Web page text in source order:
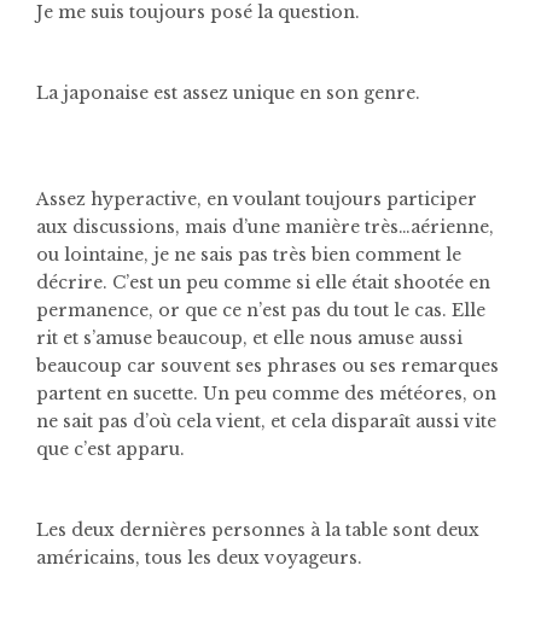
Je me suis toujours posé la question.
La japonaise est assez unique en son genre.
Assez hyperactive, en voulant toujours participer
aux discussions, mais d’une manière très…aérienne,
ou lointaine, je ne sais pas très bien comment le
décrire. C’est un peu comme si elle était shootée en
permanence, or que ce n’est pas du tout le cas. Elle
rit et s’amuse beaucoup, et elle nous amuse aussi
beaucoup car souvent ses phrases ou ses remarques
partent en sucette. Un peu comme des météores, on
ne sait pas d’où cela vient, et cela disparaît aussi vite
que c’est apparu.
Les deux dernières personnes à la table sont deux
américains, tous les deux voyageurs.